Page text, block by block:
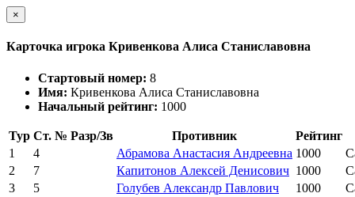
×
Карточка игрока Кривенкова Алиса Станиславовна
Стартовый номер: 8
Имя: Кривенкова Алиса Станиславовна
Начальный рейтинг: 1000
Тур Ст. № Разр/Зв Противник
Рейтинг
1
4 Абрамова Анастасия Андреевна 1000
2
7 Капитонов Алексей Денисович 1000
3
5 Голубев Александр Павлович 1000